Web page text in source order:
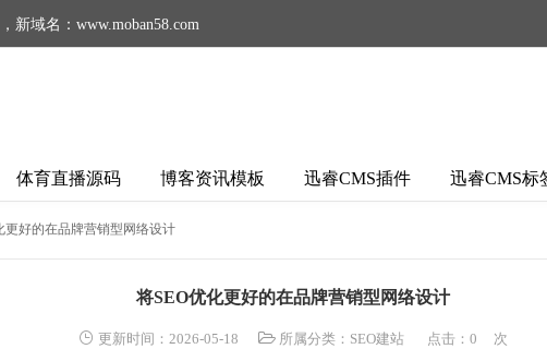
新域名：www.moban58.com
体育直播源码 博客资讯模板 迅睿CMS插件 迅睿CMS标
更好的在品牌营销型网络设计
将SEO优化更好的在品牌营销型网络设计
更新时间：2026-05-18 所属分类： SEO建站 点击： 0 次